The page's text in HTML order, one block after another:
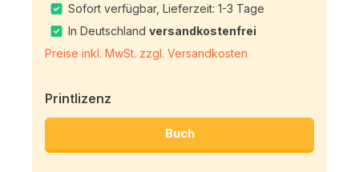
Sofort verfügbar, Lieferzeit: 1-3 Tage
In Deutschlandversandkostenfrei
Preise inkl. MwSt. zzgl. Versandkosten
Printlizenz
Buch